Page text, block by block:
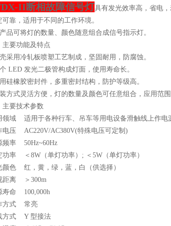
II断相故障信号灯具有发光效率高，省电
可靠，适用于不同的工作环境。
品可将灯的数量、颜色随意组合成信号指示灯。
主要功能及特点
采用冷轧板喷塑工艺制成，坚固耐用，防腐蚀。
LED 发光二极管构成灯面，使用寿命长。
硅橡胶密封件，多重密封结构，防护等级高。
方式灵活方便，灯的数量及颜色可任意组合，应用范围
主要技术参数
领域 适用于各种行车、吊车等用电设备滑触线上作
电压 AC220V/AC380V(特殊电压可定制)
频率 50Hz~60Hz
功率 ＜8W（单灯功率）; ＜5W（单灯功率）
颜色 红，黄，绿，蓝，白（供选择）
距离 ＞300m
寿命 100,000h
方式 常亮
方式 Y 型接法